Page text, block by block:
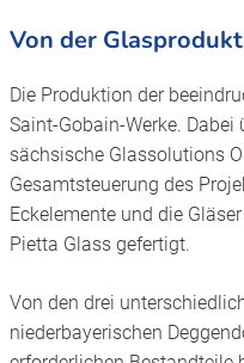
Von der
Die Produktion der
Saint-Gobain-Werke.
sächsische Glassolutions
Gesamtsteuerung des
Eckelemente und die
Pietta Glass gefertigt.
Von den drei
niederbayerischen